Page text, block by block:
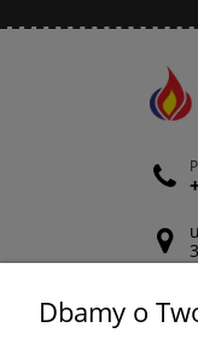
Dbamy o